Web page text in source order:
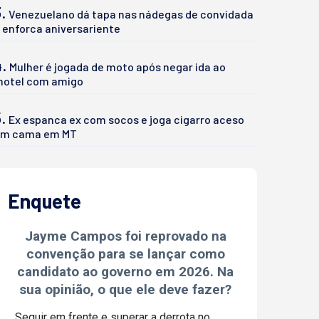
Venezuelano dá tapa nas nádegas de convidada
enforca aniversariente
Mulher é jogada de moto após negar ida ao
com amigo
Ex espanca ex com socos e joga cigarro aceso
cama em MT
Enquete
Jayme Campos foi reprovado na
convenção para se lançar como
candidato ao governo em 2026. Na
sua opinião, o que ele deve fazer?